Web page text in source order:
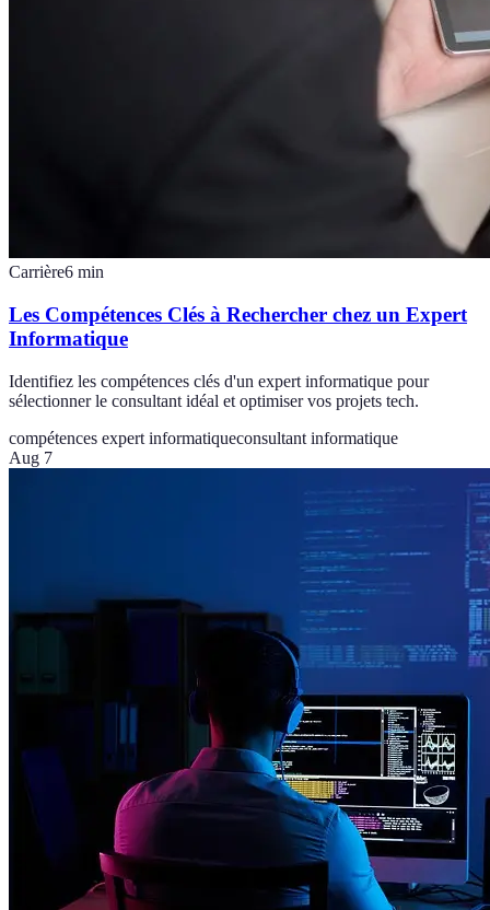
Carrière6 min
Les Compétences Clés à Rechercher chez un Expert
Informatique
Identifiez les compétences clés d'un expert informatique pour
sélectionner le consultant idéal et optimiser vos projets tech.
compétences expert informatiqueconsultant informatique
Aug 7